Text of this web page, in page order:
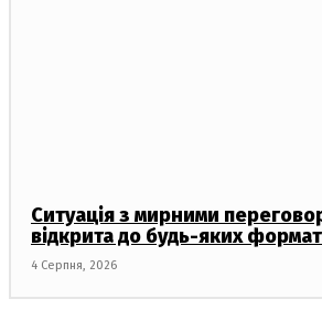
Ситуація з мирними
відкрита до будь-яких
4 Серпня, 2026